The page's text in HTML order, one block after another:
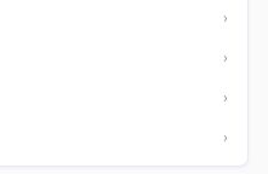
›
›
›
›